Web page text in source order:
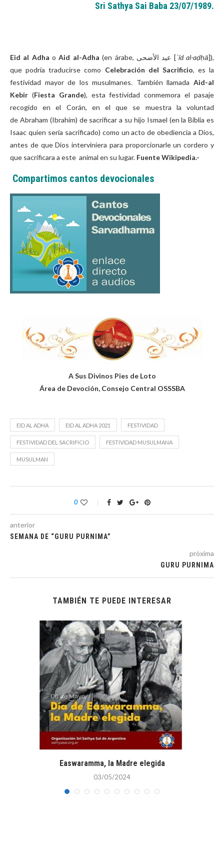
Sri Sathya Sai Baba 23/07/1989.
Eid al Adha oAid al-Adha (en árabe, عيد الأضحى‎‎ [ʿīd al-aḍḥā]),
que podría traducirse como Celebración del Sacrificio, es la
festividad mayor de los musulmanes. También llamada Aid-al
Kebir (Fiesta Grande), esta festividad conmemora el pasaje
recogido en el Corán, en el que se muestra la voluntad
de Abraham (Ibrahim) de sacrificar a su hijo Ismael (en la Biblia es
Isaac quien sería sacrificado) como un acto de obediencia a Dios,
antes de que Dios interviniera para proporcionarle un cordero y
que sacrificara a este animal en su lugar. Fuente Wikipedia.-
Compartimos cantos devocionales
A Sus Divinos Pies de Loto
Área de Devoción, Consejo Central OSSSBA
EID AL ADHA EID AL ADHA 2021 FESTIVIDAD
FESTIVIDAD DEL SACRIFICIO FESTIVIDAD MUSULMANA
MUSULMAN
0
anterior
SEMANA DE “GURU PURNIMA”
próxima
GURU PURNIMA
TAMBIÉN TE PUEDE INTERESAR
Easwaramma, la Madre elegida
03/05/2024